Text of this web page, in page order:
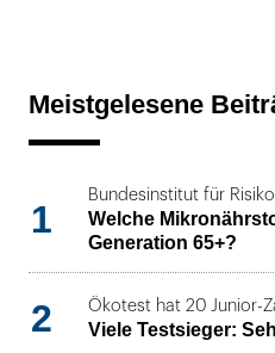
Meistgelesene
1
Bundesinstitut für
Welche
Generation 65+?
2 Ökotest hat 20 Junior-
Viele Testsieger: